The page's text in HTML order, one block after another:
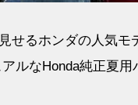
せるホンダの人気モ
ルなHonda純正夏